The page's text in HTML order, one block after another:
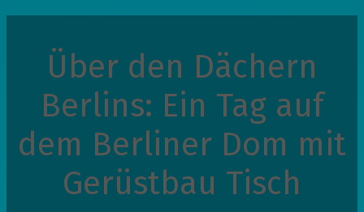
Über den Dächern
Berlins: Ein Tag auf
dem Berliner Dom mit
Gerüstbau Tisch